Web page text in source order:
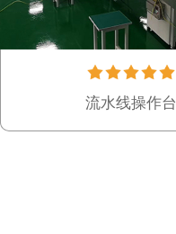
流水线操作台